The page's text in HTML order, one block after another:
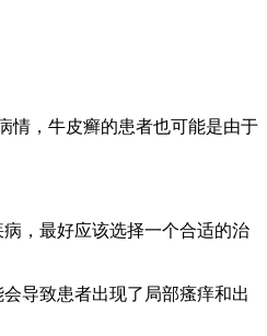
情，牛皮癣的患者也可能是由于
，最好应该选择一个合适的治
导致患者出现了局部瘙痒和出